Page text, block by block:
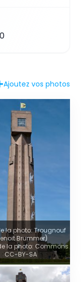
Ajoutez vos photos
la photo: Trougnouf
Brummer)
la photo: Commons
CC-BY-SA